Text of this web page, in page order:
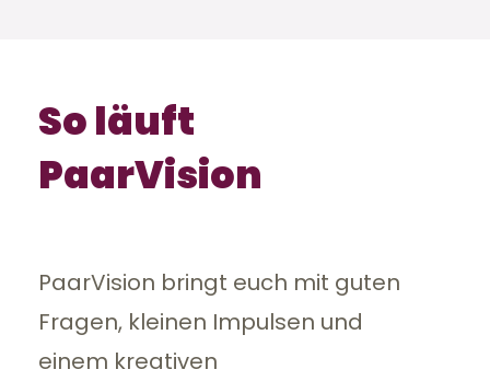
So läuft
PaarVision
PaarVision bringt euch mit guten
Fragen, kleinen Impulsen und
einem kreativen